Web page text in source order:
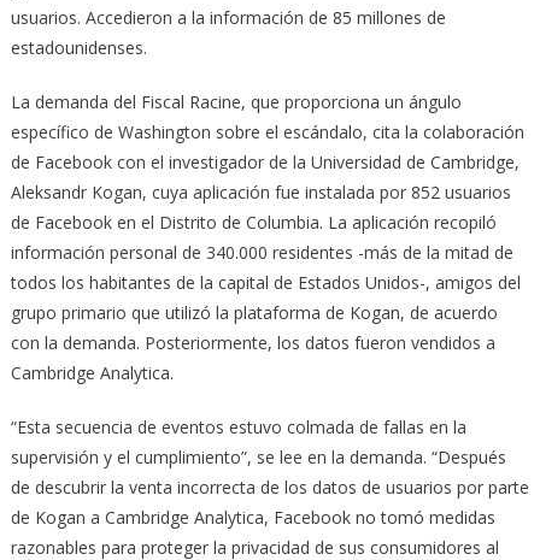
usuarios. Accedieron a la información de 85 millones de
estadounidenses.
La demanda del Fiscal Racine, que proporciona un ángulo
específico de Washington sobre el escándalo, cita la colaboración
de Facebook con el investigador de la Universidad de Cambridge,
Aleksandr Kogan, cuya aplicación fue instalada por 852 usuarios
de Facebook en el Distrito de Columbia. La aplicación recopiló
información personal de 340.000 residentes -más de la mitad de
todos los habitantes de la capital de Estados Unidos-, amigos del
grupo primario que utilizó la plataforma de Kogan, de acuerdo
con la demanda. Posteriormente, los datos fueron vendidos a
Cambridge Analytica.
“Esta secuencia de eventos estuvo colmada de fallas en la
supervisión y el cumplimiento”, se lee en la demanda. “Después
de descubrir la venta incorrecta de los datos de usuarios por parte
de Kogan a Cambridge Analytica, Facebook no tomó medidas
razonables para proteger la privacidad de sus consumidores al